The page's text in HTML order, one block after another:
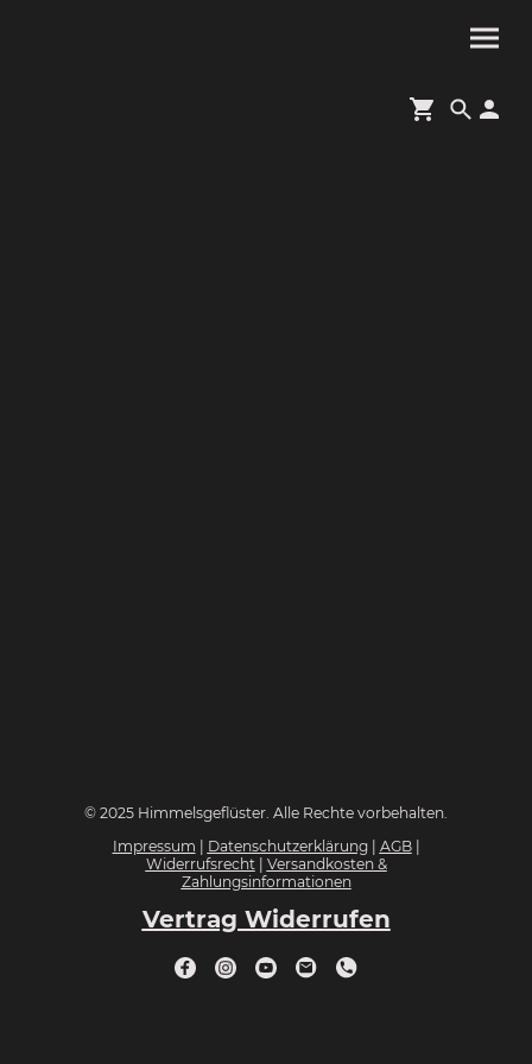
© 2025 Himmelsgeflüster. Alle Rechte vorbehalten.
Impressum | Datenschutzerklärung| AGB|
Widerrufsrecht| Versandkosten &
Zahlungsinformationen
Vertrag Widerrufen